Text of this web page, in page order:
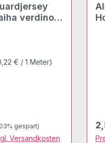
verdino-
€ / 1 Meter)
gespart)
Versandkosten